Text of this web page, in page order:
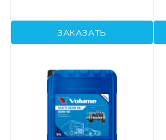
ЗАКАЗАТЬ